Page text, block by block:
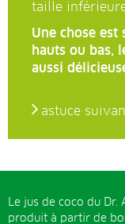
taille
Une chose est
hauts ou bas,
aussi
astuce
Le jus de coco du
produit à partir de